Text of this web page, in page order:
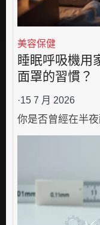
美容保健
睡眠呼吸機用
面罩的習慣？
·15 7 月 2026
你是否曾經在半